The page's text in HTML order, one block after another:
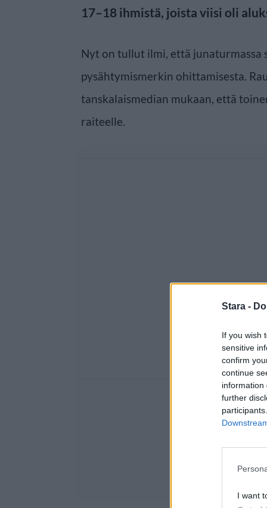
Stara -
If you wish
sensitive
confirm
continue
information
further
I want
17–18 ihmistä, joista viisi oli
Nyt on tullut ilmi, että junaturmassa
pysähtymismerkin ohittamisesta.
tanskalaismedian mukaan, että
raiteelle.